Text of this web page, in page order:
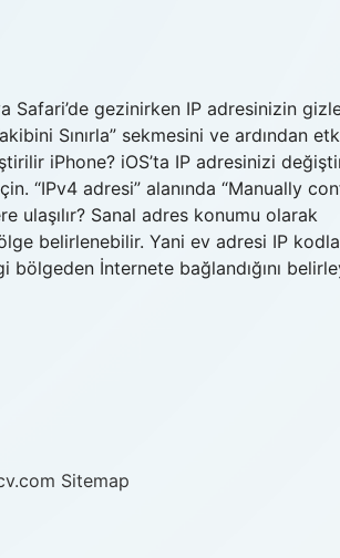
Safari’de gezinirken IP adresinizin
Sınırla” sekmesini ve ardından
iPhone? iOS’ta IP adresinizi
“IPv4 adresi” alanında “Manually
ulaşılır? Sanal adres konumu olarak
belirlenebilir. Yani ev adresi IP
İnternete bağlandığını
Sitemap